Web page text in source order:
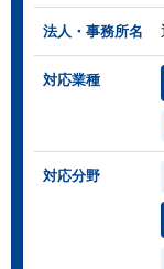
法人・事務所名
対応業種
対応分野